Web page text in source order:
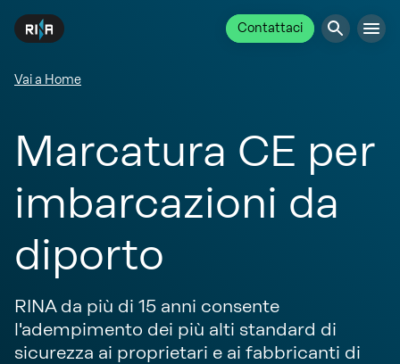
Contattaci
Vai a Home
Marcatura CE per
imbarcazioni da
diporto
RINA da più di 15 anni consente
l'adempimento dei più alti standard di
sicurezza ai proprietari e ai fabbricanti di